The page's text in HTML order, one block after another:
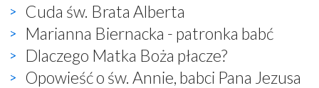
Cuda św. Brata Alberta
Marianna Biernacka - patronka babć
Dlaczego Matka Boża płacze?
Opowieść o św. Annie, babci Pana Jezusa